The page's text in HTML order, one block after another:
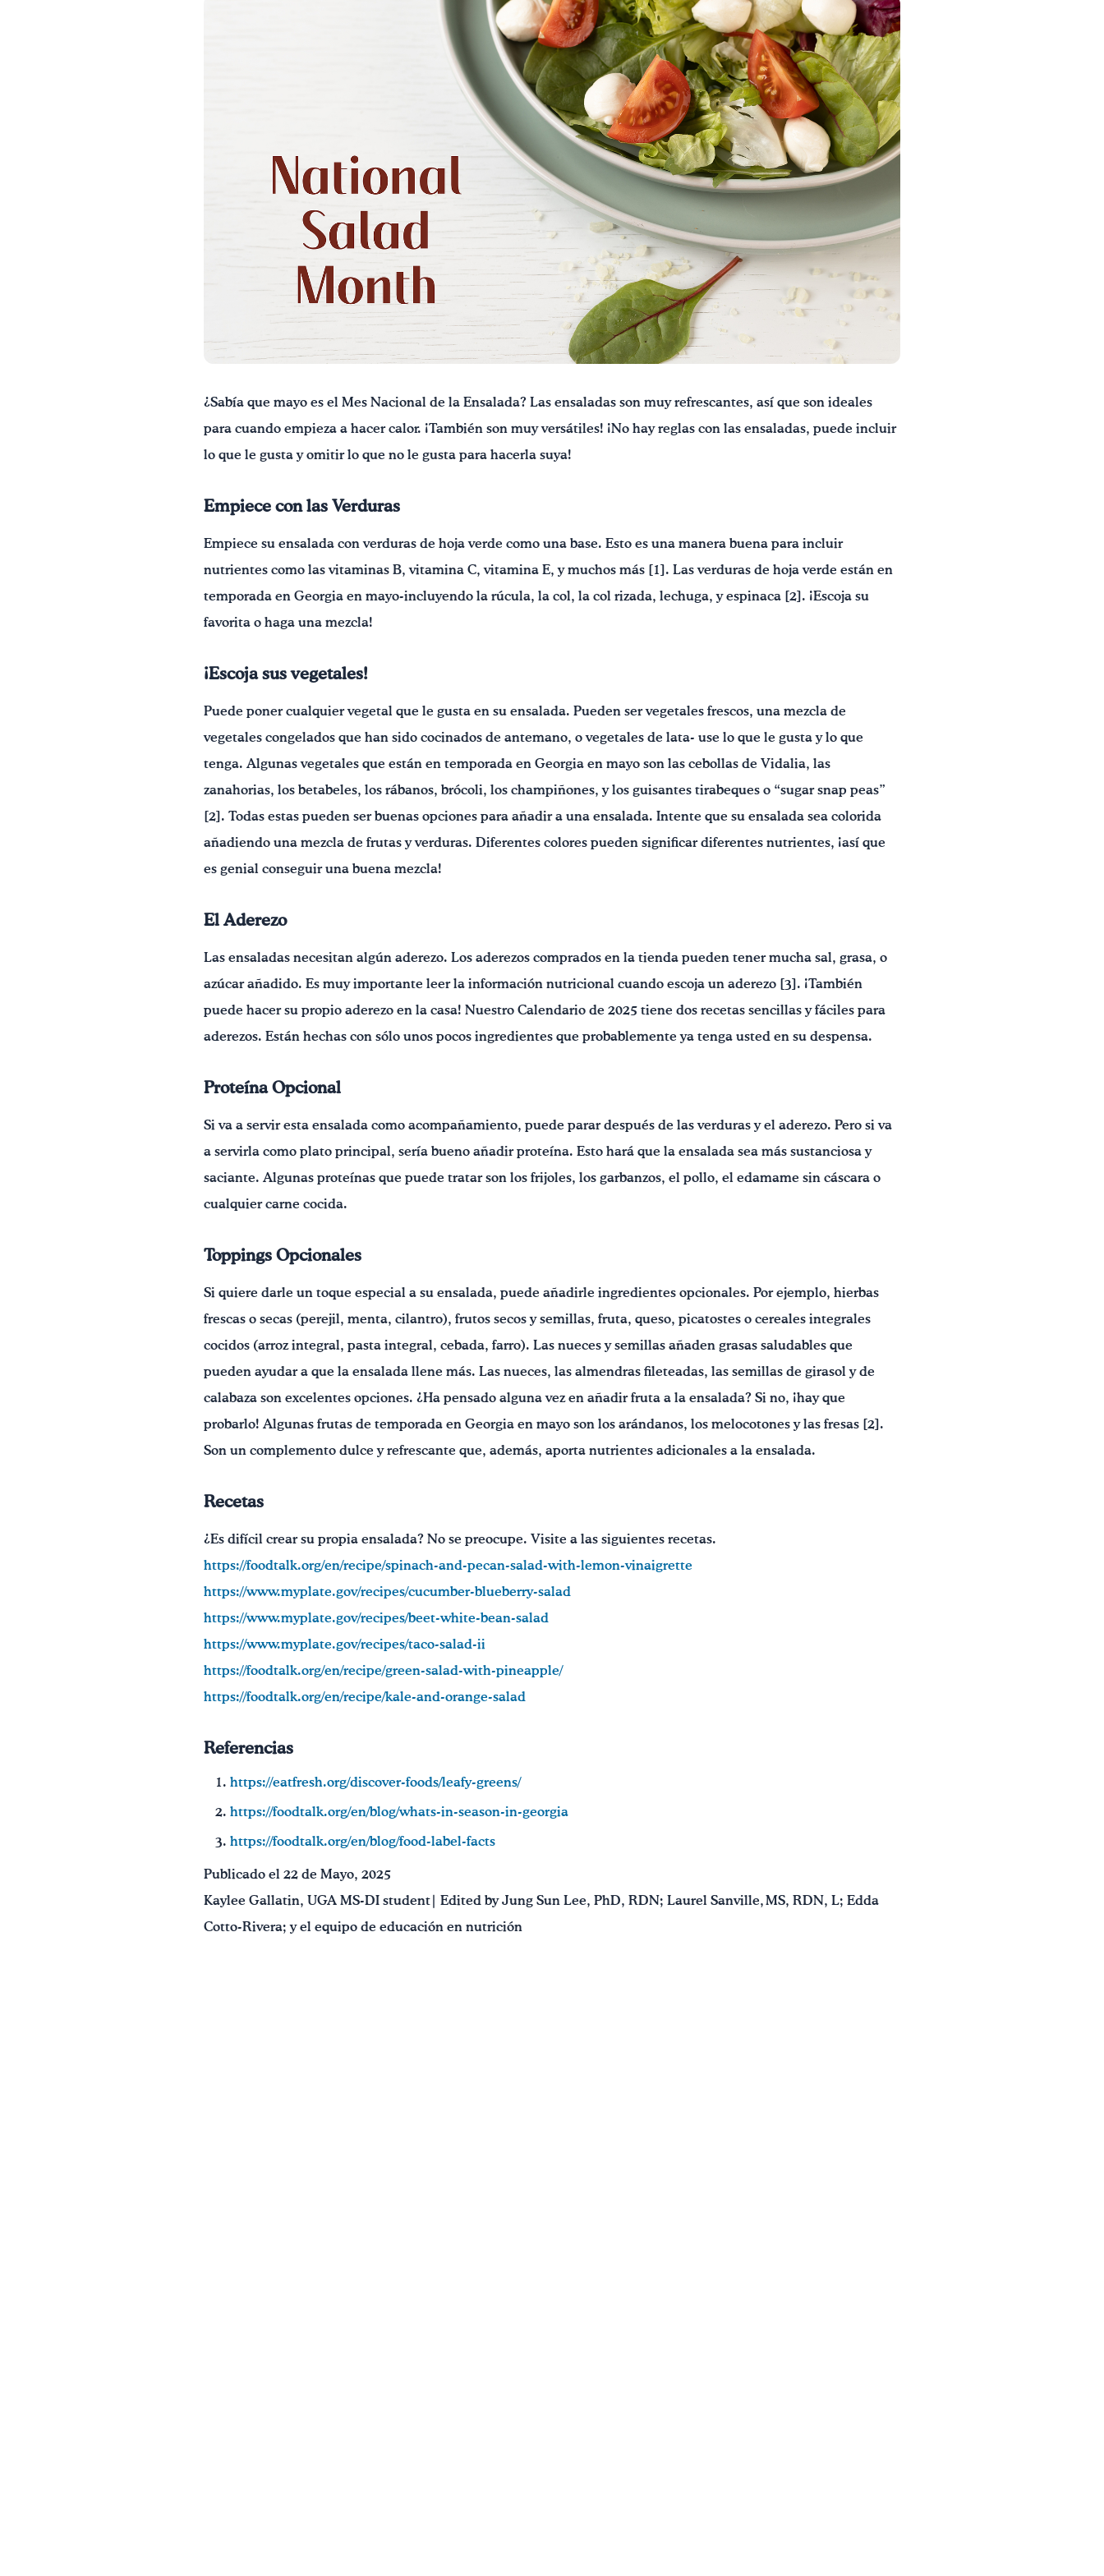
¿Sabía que mayo es el Mes Nacional de la Ensalada? Las ensaladas son muy refrescantes, así que son ideales
para cuando empieza a hacer calor. ¡También son muy versátiles! ¡No hay reglas con las ensaladas, puede incluir
lo que le gusta y omitir lo que no le gusta para hacerla suya!
Empiece con las Verduras
Empiece su ensalada con verduras de hoja verde como una base. Esto es una manera buena para incluir
nutrientes como las vitaminas B, vitamina C, vitamina E, y muchos más [1]. Las verduras de hoja verde están en
temporada en Georgia en mayo-incluyendo la rúcula, la col, la col rizada, lechuga, y espinaca [2]. ¡Escoja su
favorita o haga una mezcla!
¡Escoja sus vegetales!
Puede poner cualquier vegetal que le gusta en su ensalada. Pueden ser vegetales frescos, una mezcla de
vegetales congelados que han sido cocinados de antemano, o vegetales de lata- use lo que le gusta y lo que
tenga. Algunas vegetales que están en temporada en Georgia en mayo son las cebollas de Vidalia, las
zanahorias, los betabeles, los rábanos, brócoli, los champiñones, y los guisantes tirabeques o “sugar snap peas”
[2]. Todas estas pueden ser buenas opciones para añadir a una ensalada. Intente que su ensalada sea colorida
añadiendo una mezcla de frutas y verduras. Diferentes colores pueden significar diferentes nutrientes, ¡así que
es genial conseguir una buena mezcla!
El Aderezo
Las ensaladas necesitan algún aderezo. Los aderezos comprados en la tienda pueden tener mucha sal, grasa, o
azúcar añadido. Es muy importante leer la información nutricional cuando escoja un aderezo [3]. ¡También
puede hacer su propio aderezo en la casa! Nuestro Calendario de 2025 tiene dos recetas sencillas y fáciles para
aderezos. Están hechas con sólo unos pocos ingredientes que probablemente ya tenga usted en su despensa.
Proteína Opcional
Si va a servir esta ensalada como acompañamiento, puede parar después de las verduras y el aderezo. Pero si va
a servirla como plato principal, sería bueno añadir proteína. Esto hará que la ensalada sea más sustanciosa y
saciante. Algunas proteínas que puede tratar son los frijoles, los garbanzos, el pollo, el edamame sin cáscara o
cualquier carne cocida.
Toppings Opcionales
Si quiere darle un toque especial a su ensalada, puede añadirle ingredientes opcionales. Por ejemplo, hierbas
frescas o secas (perejil, menta, cilantro), frutos secos y semillas, fruta, queso, picatostes o cereales integrales
cocidos (arroz integral, pasta integral, cebada, farro). Las nueces y semillas añaden grasas saludables que
pueden ayudar a que la ensalada llene más. Las nueces, las almendras fileteadas, las semillas de girasol y de
calabaza son excelentes opciones. ¿Ha pensado alguna vez en añadir fruta a la ensalada? Si no, ¡hay que
probarlo! Algunas frutas de temporada en Georgia en mayo son los arándanos, los melocotones y las fresas [2].
Son un complemento dulce y refrescante que, además, aporta nutrientes adicionales a la ensalada.
Recetas
¿Es difícil crear su propia ensalada? No se preocupe. Visite a las siguientes recetas.
https://foodtalk.org/en/recipe/spinach-and-pecan-salad-with-lemon-vinaigrette
https://www.myplate.gov/recipes/cucumber-blueberry-salad
https://www.myplate.gov/recipes/beet-white-bean-salad
https://www.myplate.gov/recipes/taco-salad-ii
https://foodtalk.org/en/recipe/green-salad-with-pineapple/
https://foodtalk.org/en/recipe/kale-and-orange-salad
Referencias
https://eatfresh.org/discover-foods/leafy-greens/
https://foodtalk.org/en/blog/whats-in-season-in-georgia
https://foodtalk.org/en/blog/food-label-facts
Publicado el 22 de Mayo, 2025
Kaylee Gallatin, UGA MS-DI student| Edited by Jung Sun Lee, PhD, RDN; Laurel Sanville, MS, RDN, L; Edda
Cotto-Rivera; y el equipo de educación en nutrición